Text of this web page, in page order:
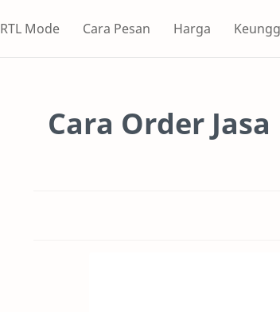
Harga
Cara Pesan
RTL Mode
Cara Order